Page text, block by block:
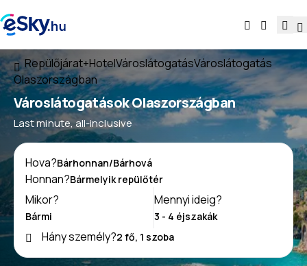
Repülőjárat+HotelVároslátogatásVároslátogatás
Olaszországban
Városlátogatások Olaszországban
Last minute, all-inclusive
Hova?
Honnan?
Mikor?
Mennyi ideig?
Hány személy?